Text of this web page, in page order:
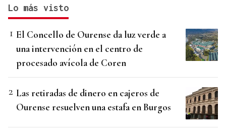
Lo más visto
El Concello de Ourense da luz verde a
una intervención en el centro de
procesado avícola de Coren
Las retiradas de dinero en cajeros de
Ourense resuelven una estafa en Burgos